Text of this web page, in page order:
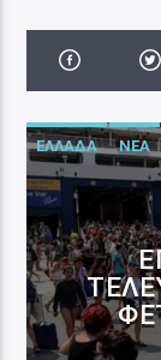
ΕΛΛΑΔΑ ΝΕΑ